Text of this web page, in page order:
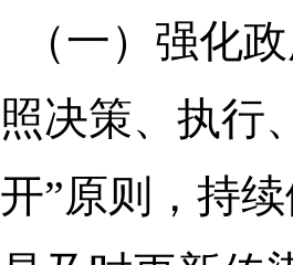
（一）强化
照决策、执行
开”原则，持